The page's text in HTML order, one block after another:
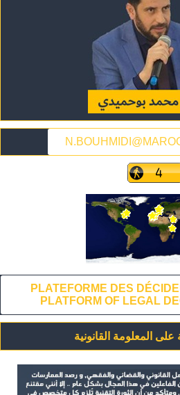
PLATEFORME DES
PLATFORM OF LEGAL
المعلومة القانونية